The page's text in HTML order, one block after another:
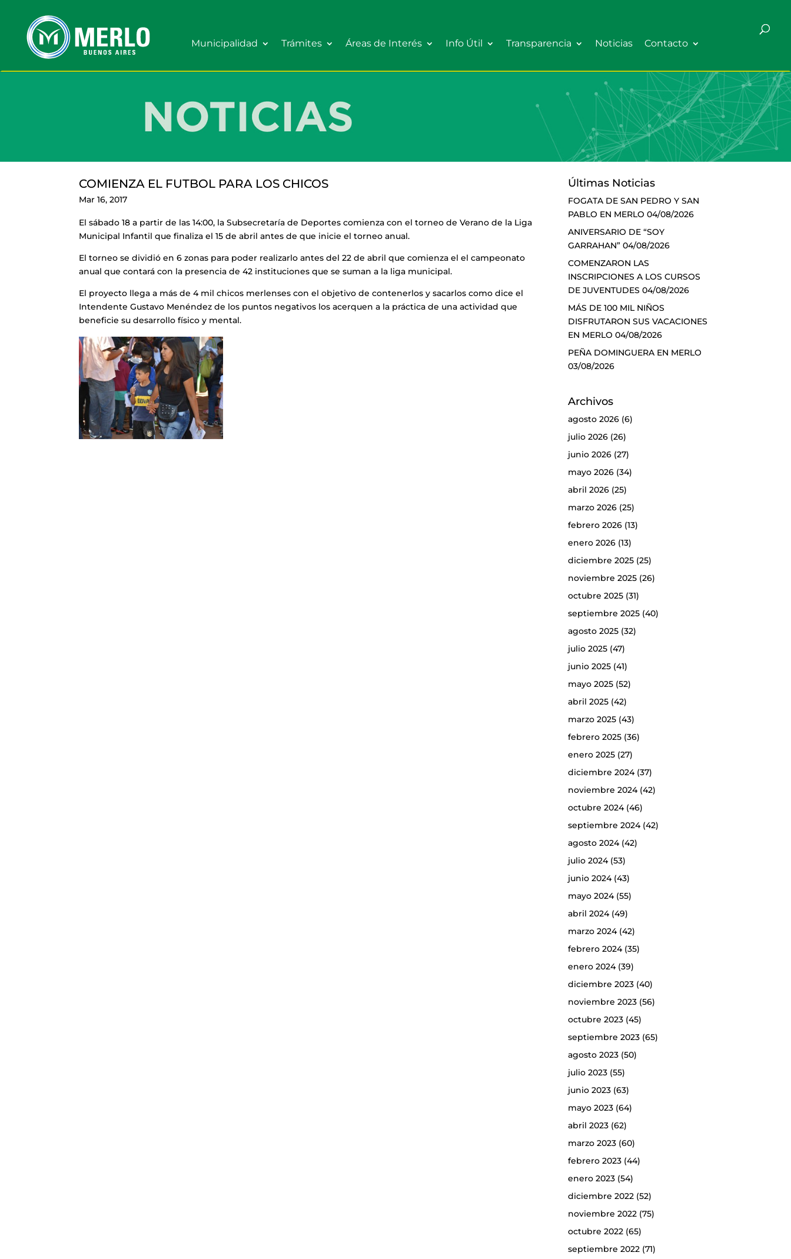
Municipalidad Trámites Áreas de Interés Info Útil Transparencia Noticias Contacto
COMIENZA EL FUTBOL PARA LOS CHICOS
Mar 16, 2017
El sábado 18 a partir de las 14:00, la Subsecretaría de Deportes comienza con el torneo de Verano de la Liga
Municipal Infantil que finaliza el 15 de abril antes de que inicie el torneo anual.
El torneo se dividió en 6 zonas para poder realizarlo antes del 22 de abril que comienza el el campeonato
anual que contará con la presencia de 42 instituciones que se suman a la liga municipal.
El proyecto llega a más de 4 mil chicos merlenses con el objetivo de contenerlos y sacarlos como dice el
Intendente Gustavo Menéndez de los puntos negativos los acerquen a la práctica de una actividad que
beneficie su desarrollo físico y mental.
Últimas Noticias
FOGATA DE SAN PEDRO Y SAN
PABLO EN MERLO 04/08/2026
ANIVERSARIO DE “SOY
GARRAHAN” 04/08/2026
COMENZARON LAS
INSCRIPCIONES A LOS CURSOS
DE JUVENTUDES 04/08/2026
MÁS DE 100 MIL NIÑOS
DISFRUTARON SUS VACACIONES
EN MERLO 04/08/2026
PEÑA DOMINGUERA EN MERLO
03/08/2026
Archivos
agosto 2026(6)
julio 2026(26)
junio 2026(27)
mayo 2026(34)
abril 2026(25)
marzo 2026(25)
febrero 2026(13)
enero 2026(13)
diciembre 2025(25)
noviembre 2025(26)
octubre 2025(31)
septiembre 2025(40)
agosto 2025(32)
julio 2025(47)
junio 2025(41)
mayo 2025(52)
abril 2025(42)
marzo 2025(43)
febrero 2025(36)
enero 2025(27)
diciembre 2024(37)
noviembre 2024(42)
octubre 2024(46)
septiembre 2024(42)
agosto 2024(42)
julio 2024(53)
junio 2024(43)
mayo 2024(55)
abril 2024(49)
marzo 2024(42)
febrero 2024(35)
enero 2024(39)
diciembre 2023(40)
noviembre 2023(56)
octubre 2023(45)
septiembre 2023(65)
agosto 2023(50)
julio 2023(55)
junio 2023(63)
mayo 2023(64)
abril 2023(62)
marzo 2023(60)
febrero 2023(44)
enero 2023(54)
diciembre 2022(52)
noviembre 2022(75)
octubre 2022(65)
septiembre 2022(71)